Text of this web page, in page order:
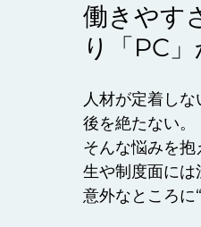
働きやす
り「PC
人材が定着し
後を絶たない。
そんな悩みを
生や制度面には
意外なところに